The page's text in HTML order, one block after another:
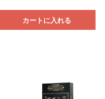
カートに入れる